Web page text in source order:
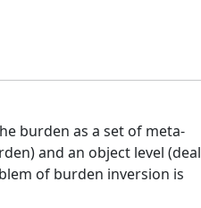
burden as a set of meta-
and an object level
of burden inversion is